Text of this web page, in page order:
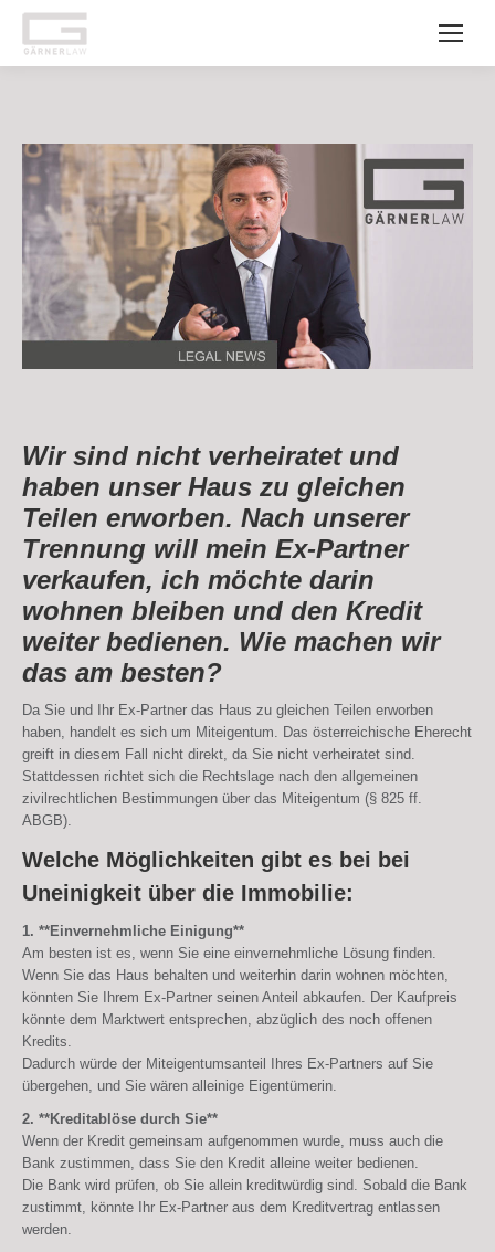
Wir sind nicht verheiratet und
haben unser Haus zu gleichen
Teilen erworben. Nach unserer
Trennung will mein Ex-Partner
verkaufen, ich möchte darin
wohnen bleiben und den Kredit
weiter bedienen. Wie machen wir
das am besten?
Da Sie und Ihr Ex-Partner das Haus zu gleichen Teilen erworben
haben, handelt es sich um Miteigentum. Das österreichische Eherecht
greift in diesem Fall nicht direkt, da Sie nicht verheiratet sind.
Stattdessen richtet sich die Rechtslage nach den allgemeinen
zivilrechtlichen Bestimmungen über das Miteigentum (§ 825 ff.
ABGB).
Welche Möglichkeiten gibt es bei bei
Uneinigkeit über die Immobilie:
1. **Einvernehmliche Einigung**
Am besten ist es, wenn Sie eine einvernehmliche Lösung finden.
Wenn Sie das Haus behalten und weiterhin darin wohnen möchten,
könnten Sie Ihrem Ex-Partner seinen Anteil abkaufen. Der Kaufpreis
könnte dem Marktwert entsprechen, abzüglich des noch offenen
Kredits.
Dadurch würde der Miteigentumsanteil Ihres Ex-Partners auf Sie
übergehen, und Sie wären alleinige Eigentümerin.
2. **Kreditablöse durch Sie**
Wenn der Kredit gemeinsam aufgenommen wurde, muss auch die
Bank zustimmen, dass Sie den Kredit alleine weiter bedienen.
Die Bank wird prüfen, ob Sie allein kreditwürdig sind. Sobald die Bank
zustimmt, könnte Ihr Ex-Partner aus dem Kreditvertrag entlassen
werden.